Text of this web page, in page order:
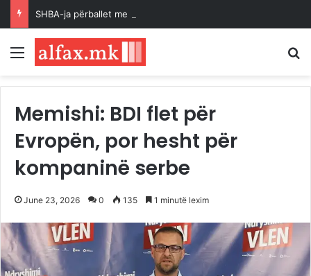
Menu
Memishi: BDI flet për
Evropën, por hesht për
kompaninë serbe
June 23, 2026 0 135 1 minutë lexim